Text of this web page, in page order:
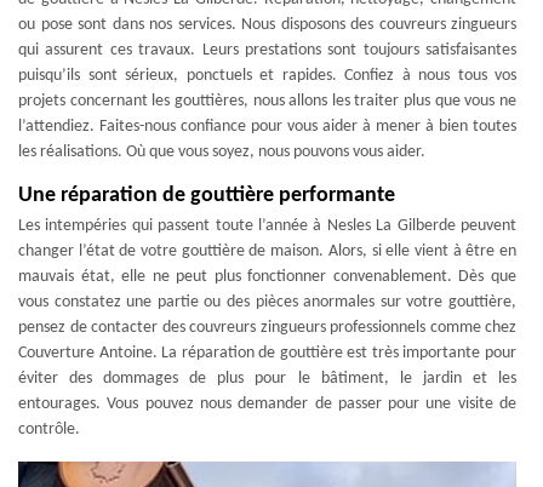
ou pose sont dans nos services. Nous disposons des couvreurs zingueurs
qui assurent ces travaux. Leurs prestations sont toujours satisfaisantes
puisqu’ils sont sérieux, ponctuels et rapides. Confiez à nous tous vos
projets concernant les gouttières, nous allons les traiter plus que vous ne
l’attendiez. Faites-nous confiance pour vous aider à mener à bien toutes
les réalisations. Où que vous soyez, nous pouvons vous aider.
Une réparation de gouttière performante
Les intempéries qui passent toute l’année à Nesles La Gilberde peuvent
changer l’état de votre gouttière de maison. Alors, si elle vient à être en
mauvais état, elle ne peut plus fonctionner convenablement. Dès que
vous constatez une partie ou des pièces anormales sur votre gouttière,
pensez de contacter des couvreurs zingueurs professionnels comme chez
Couverture Antoine. La réparation de gouttière est très importante pour
éviter des dommages de plus pour le bâtiment, le jardin et les
entourages. Vous pouvez nous demander de passer pour une visite de
contrôle.